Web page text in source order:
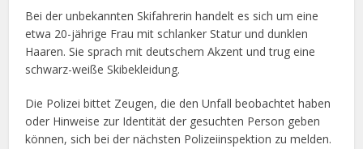
Bei der unbekannten Skifahrerin handelt es sich um eine
etwa 20-jährige Frau mit schlanker Statur und dunklen
Haaren. Sie sprach mit deutschem Akzent und trug eine
schwarz-weiße Skibekleidung.
Die Polizei bittet Zeugen, die den Unfall beobachtet haben
oder Hinweise zur Identität der gesuchten Person geben
können, sich bei der nächsten Polizeiinspektion zu melden.